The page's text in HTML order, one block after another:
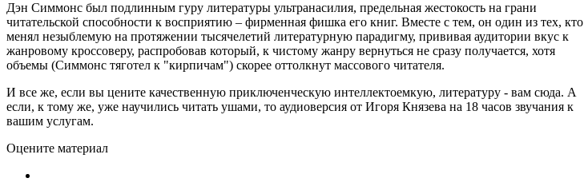
Дэн Симмонс был подлинным гуру литературы ультранасилия, предельная жестокость на грани
читательской способности к восприятию – фирменная фишка его книг. Вместе с тем, он один из тех, кто
менял незыблемую на протяжении тысячелетий литературную парадигму, прививая аудитории вкус к
жанровому кроссоверу, распробовав который, к чистому жанру вернуться не сразу получается, хотя
объемы (Симмонс тяготел к "кирпичам") скорее оттолкнут массового читателя.
И все же, если вы цените качественную приключенческую интеллектоемкую, литературу - вам сюда. А
если, к тому же, уже научились читать ушами, то аудиоверсия от Игоря Князева на 18 часов звучания к
вашим услугам.
Оцените материал